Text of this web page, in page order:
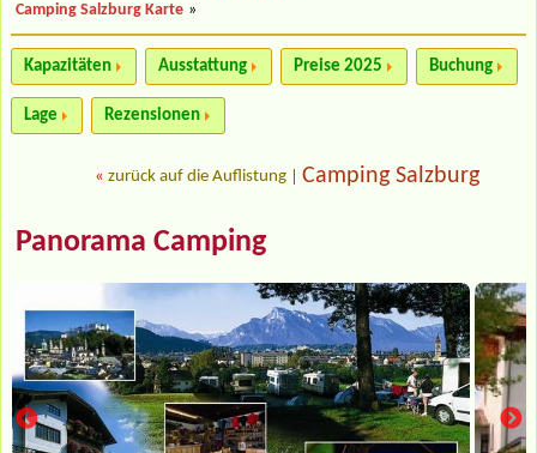
Camping Salzburg Karte »
Kapazitäten Ausstattung Preise 2025 Buchung
Lage Rezensionen
« zurück auf die Auflistung Camping Salzburg
Panorama Camping